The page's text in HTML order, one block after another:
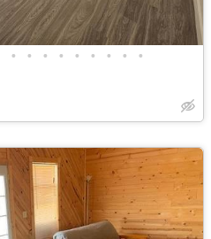
• • • • • • • • •